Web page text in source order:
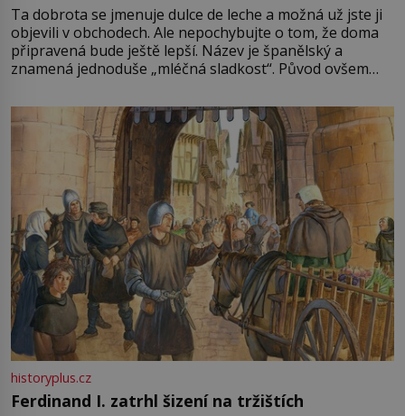
Ta dobrota se jmenuje dulce de leche a možná už jste ji
objevili v obchodech. Ale nepochybujte o tom, že doma
připravená bude ještě lepší. Název je španělský a
znamená jednoduše „mléčná sladkost“. Původ ovšem
pře hned několik latinskoamerických zemí a k tomu
Francie, kde se traduje,
historyplus.cz
Ferdinand I. zatrhl šizení na tržištích